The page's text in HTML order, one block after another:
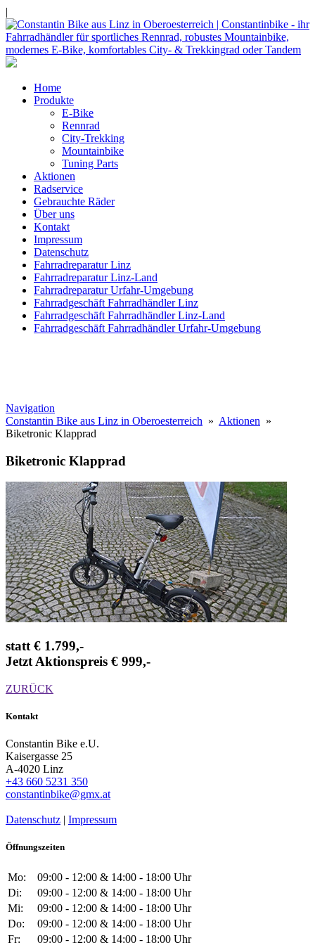
|
Home
Produkte
E-Bike
Rennrad
City-Trekking
Mountainbike
Tuning Parts
Aktionen
Radservice
Gebrauchte Räder
Über uns
Kontakt
Impressum
Datenschutz
Fahrradreparatur Linz
Fahrradreparatur Linz-Land
Fahrradreparatur Urfahr-Umgebung
Fahrradgeschäft Fahrradhändler Linz
Fahrradgeschäft Fahrradhändler Linz-Land
Fahrradgeschäft Fahrradhändler Urfahr-Umgebung
Navigation
Constantin Bike aus Linz in Oberoesterreich » Aktionen »
Biketronic Klapprad
Biketronic Klapprad
statt € 1.799,-
Jetzt Aktionspreis € 999,-
ZURÜCK
Kontakt
Constantin Bike e.U.
Kaisergasse 25
A-4020 Linz
+43 660 5231 350
constantinbike@gmx.at
Datenschutz | Impressum
Öffnungszeiten
Mo:
09:00 - 12:00 & 14:00 - 18:00 Uhr
Di:
09:00 - 12:00 & 14:00 - 18:00 Uhr
Mi:
09:00 - 12:00 & 14:00 - 18:00 Uhr
Do:
09:00 - 12:00 & 14:00 - 18:00 Uhr
Fr:
09:00 - 12:00 & 14:00 - 18:00 Uhr